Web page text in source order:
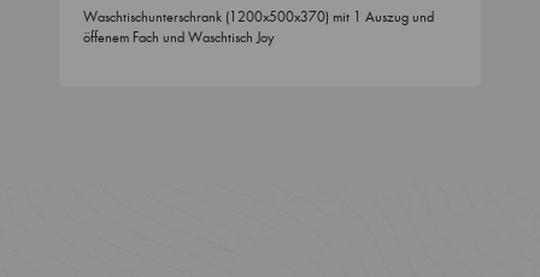
Waschtischunterschrank (1200x500x370) mit 1 Auszug und
öffenem Fach und Waschtisch Joy